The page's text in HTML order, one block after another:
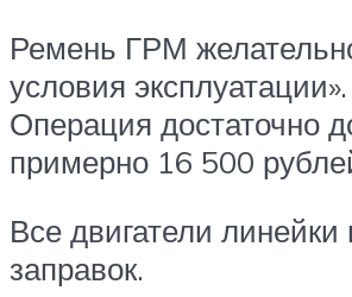
Ремень ГРМ
условия
Операция достаточно
примерно 16 500
Все двигатели
заправок.